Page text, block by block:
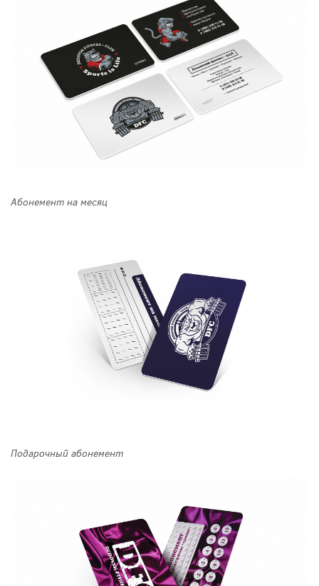
Абонемент на месяц
Подарочный абонемент